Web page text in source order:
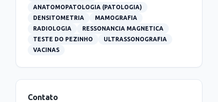
ANATOMOPATOLOGIA (PATOLOGIA)
DENSITOMETRIA
MAMOGRAFIA
RADIOLOGIA
RESSONANCIA MAGNETICA
TESTE DO PEZINHO
ULTRASSONOGRAFIA
VACINAS
Contato